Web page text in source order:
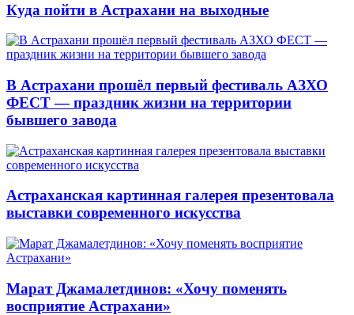
Куда пойти в Астрахани на выходные
В Астрахани прошёл первый фестиваль АЗХО
ФЕСТ — праздник жизни на территории
бывшего завода
Астраханская картинная галерея презентовала
выставки современного искусства
Марат Джамалетдинов: «Хочу поменять
восприятие Астрахани»